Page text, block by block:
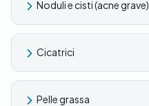
Noduli e cisti (acne grave)
Cicatrici
Pelle grassa